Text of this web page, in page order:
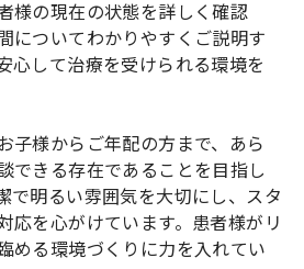
様の現在の状態を詳しく確認
についてわかりやすくご説明す
心して治療を受けられる環境を
子様からご年配の方まで、あら
できる存在であることを目指し
で明るい雰囲気を大切にし、スタ
応を心がけています。患者様がリ
める環境づくりに力を入れてい